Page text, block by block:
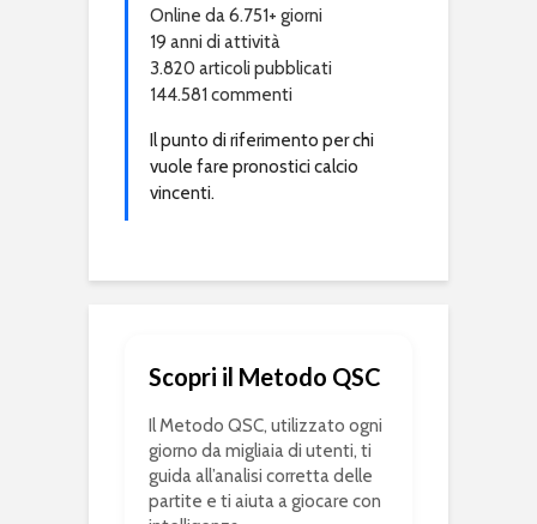
Online da 6.751+ giorni
19 anni di attività
3.820 articoli pubblicati
144.581 commenti
Il punto di riferimento per chi
vuole fare pronostici calcio
vincenti.
Scopri il Metodo QSC
Il Metodo QSC, utilizzato ogni
giorno da migliaia di utenti, ti
guida all’analisi corretta delle
partite e ti aiuta a giocare con